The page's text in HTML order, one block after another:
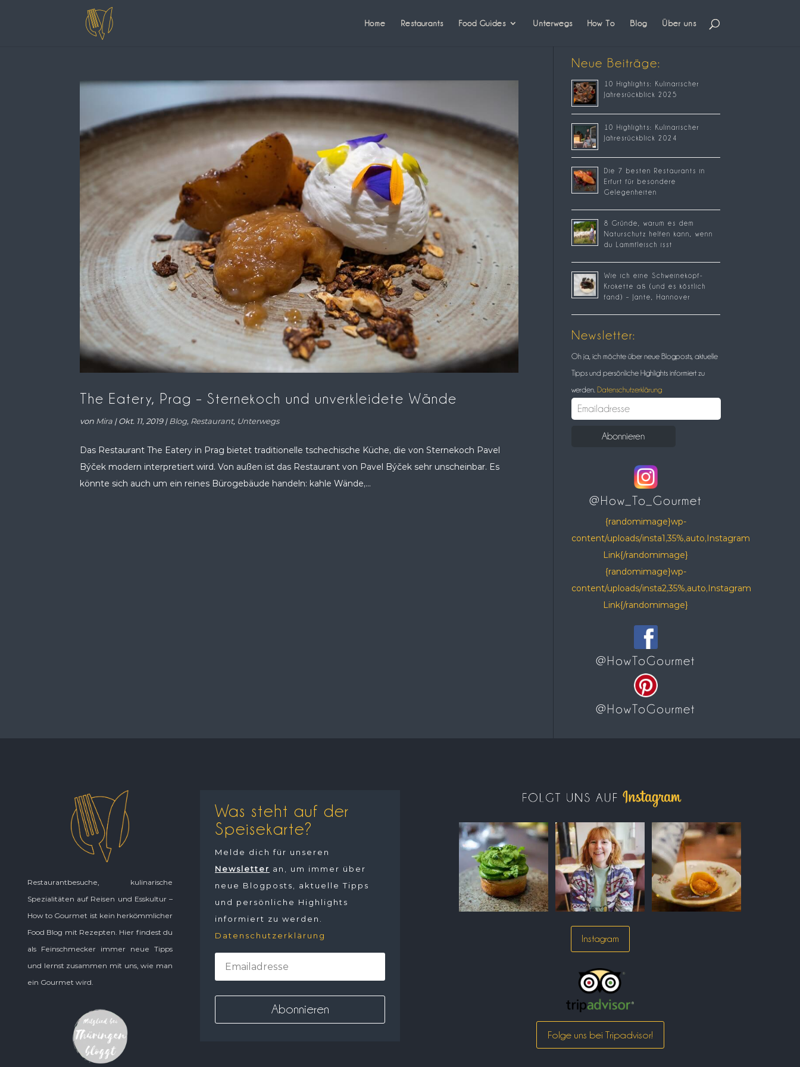
Home Restaurants Food Guides Unterwegs How To Blog Über uns
The Eatery, Prag – Sternekoch und unverkleidete Wände
von Mira |Okt. 11, 2019|Blog, Restaurant, Unterwegs
Das Restaurant The Eatery in Prag bietet traditionelle tschechische Küche, die von Sternekoch Pavel
Býček modern interpretiert wird. Von außen ist das Restaurant von Pavel Býček sehr unscheinbar. Es
könnte sich auch um ein reines Bürogebäude handeln: kahle Wände,...
Neue Beiträge:
10 Highlights: Kulinarischer
Jahresrückblick 2025
10 Highlights: Kulinarischer
Jahresrückblick 2024
Die 7 besten Restaurants in
Erfurt für besondere
Gelegenheiten
8 Gründe, warum es dem
Naturschutz helfen kann, wenn
du Lammfleisch isst
Wie ich eine Schweinekopf-
Krokette aß (und es köstlich
fand) – Jante, Hannover
Newsletter:
Oh ja, ich möchte über neue Blogposts, aktuelle
Tipps und persönliche Highlights informiert zu
werden. Datenschutzerklärung
@How_To_Gourmet
{randomimage}wp-
content/uploads/insta1,35%,auto,Instagram
Link{/randomimage}
{randomimage}wp-
content/uploads/insta2,35%,auto,Instagram
Link{/randomimage}
@HowToGourmet
@HowToGourmet
Restaurantbesuche, kulinarische
Spezialitäten auf Reisen und Esskultur –
How to Gourmet ist kein herkömmlicher
Food Blog mit Rezepten. Hier findest du
als Feinschmecker immer neue Tipps
und lernst zusammen mit uns, wie man
ein Gourmet wird.
Was steht auf der
Speisekarte?
Melde dich für unseren
Newsletter an, um immer über
neue Blogposts, aktuelle Tipps
und persönliche Highlights
informiert zu werden.
Datenschutzerklärung
Instagram
Folge uns bei Tripadvisor!